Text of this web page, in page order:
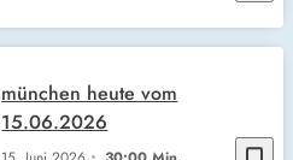
münchen heute vom
15.06.2026